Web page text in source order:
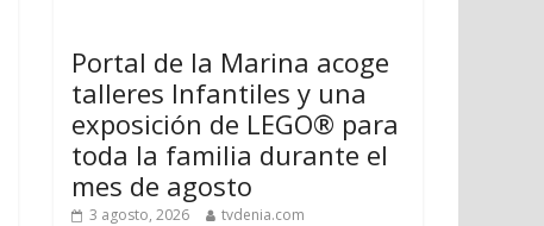
Portal de la Marina acoge
talleres Infantiles y una
exposición de LEGO® para
toda la familia durante el
mes de agosto
3 agosto, 2026 tvdenia.com